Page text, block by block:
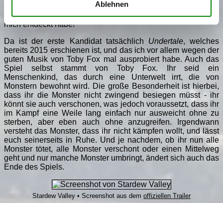
Ablehnen
, was uns dann zu einem speziellen Themenblock
bringt: Spiele, die schon älter sind, die ich aber erst 2024 für
mich entdeckt habe!
Da ist der erste Kandidat tatsächlich Undertale, welches
bereits 2015 erschienen ist, und das ich vor allem wegen der
guten Musik von Toby Fox mal ausprobiert habe. Auch das
Spiel selbst stammt von Toby Fox. Ihr seid ein
Menschenkind, das durch eine Unterwelt irrt, die von
Monstern bewohnt wird. Die große Besonderheit ist hierbei,
dass ihr die Monster nicht zwingend besiegen müsst - ihr
könnt sie auch verschonen, was jedoch voraussetzt, dass ihr
im Kampf eine Weile lang einfach nur ausweicht ohne zu
sterben, aber eben auch ohne anzugreifen. Irgendwann
versteht das Monster, dass ihr nicht kämpfen wollt, und lässt
euch seinerseits in Ruhe. Und je nachdem, ob ihr nun alle
Monster tötet, alle Monster verschont oder einen Mittelweg
geht und nur manche Monster umbringt, ändert sich auch das
Ende des Spiels.
Stardew Valley • Screenshot aus dem offiziellen Trailer